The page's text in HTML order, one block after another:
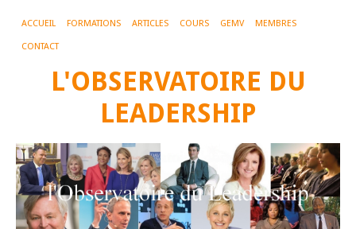
ACCUEIL FORMATIONS ARTICLES COURS GEMV MEMBRES
CONTACT
L'OBSERVATOIRE DU
LEADERSHIP